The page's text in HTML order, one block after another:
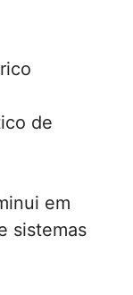
de
em
sistemas